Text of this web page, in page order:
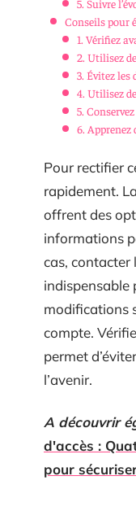
Conseils pour
1. Vérifiez
2. Utilisez
3. Évitez
4. Utilisez
5.
6. Apprenez
Pour rectifier
rapidement.
offrent des
informations
cas, contacter
indispensable
modifications
compte.
permet
l’avenir.
A découvrir
d'accès :
pour